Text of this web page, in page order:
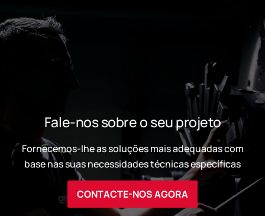
Fale-nos sobre o seu projeto
Fornecemos-lhe as soluções mais adequadas com
base nas suas necessidades técnicas específicas
CONTACTE-NOS AGORA